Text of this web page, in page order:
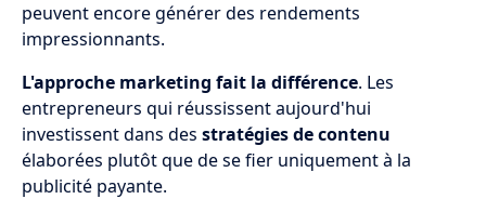
peuvent encore générer des rendements
impressionnants.
L'approche marketing fait la différence. Les
entrepreneurs qui réussissent aujourd'hui
investissent dans des stratégies de contenu
élaborées plutôt que de se fier uniquement à la
publicité payante.